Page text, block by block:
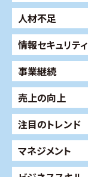
人材不足
情報セキュリティ
事業継続
売上の向上
注目のトレンド
マネジメント